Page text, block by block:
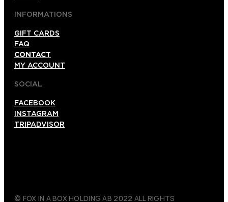
INFORMATIONS
GIFT CARDS
FAQ
CONTACT
MY ACCOUNT
SOCIAL
FACEBOOK
INSTAGRAM
TRIPADVISOR
© FOX IN A BOX HOLDING AB 2022 ALL RIGHTS